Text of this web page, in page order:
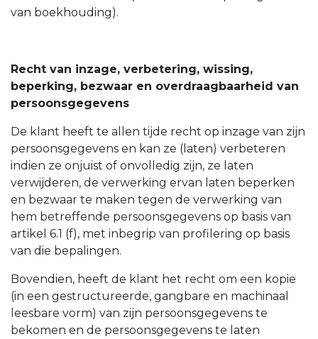
van boekhouding).
Recht van inzage, verbetering, wissing,
beperking, bezwaar en overdraagbaarheid van
persoonsgegevens
De klant heeft te allen tijde recht op inzage van zijn
persoonsgegevens en kan ze (laten) verbeteren
indien ze onjuist of onvolledig zijn, ze laten
verwijderen, de verwerking ervan laten beperken
en bezwaar te maken tegen de verwerking van
hem betreffende persoonsgegevens op basis van
artikel 6.1 (f), met inbegrip van profilering op basis
van die bepalingen.
Bovendien, heeft de klant het recht om een kopie
(in een gestructureerde, gangbare en machinaal
leesbare vorm) van zijn persoonsgegevens te
bekomen en de persoonsgegevens te laten